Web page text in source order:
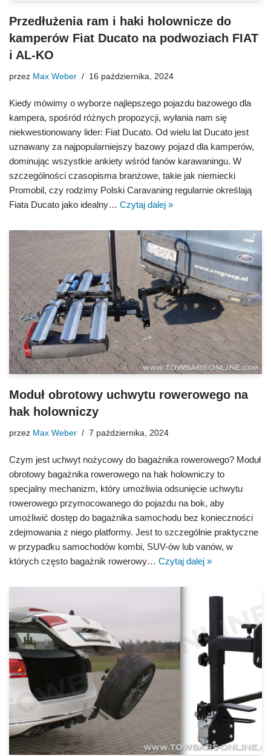
Przedłużenia ram i haki holownicze do
kamperów Fiat Ducato na podwoziach FIAT
i AL-KO
przez Max Weber 16 października, 2024
Kiedy mówimy o wyborze najlepszego pojazdu bazowego dla
kampera, spośród różnych propozycji, wyłania nam się
niekwestionowany lider: Fiat Ducato. Od wielu lat Ducato jest
uznawany za najpopularniejszy bazowy pojazd dla kamperów,
dominując wszystkie ankiety wśród fanów karawaningu. W
szczególności czasopisma branżowe, takie jak niemiecki
Promobil, czy rodzimy Polski Caravaning regularnie określają
Fiata Ducato jako idealny… Czytaj dalej »
Moduł obrotowy uchwytu rowerowego na
hak holowniczy
przez Max Weber 7 października, 2024
Czym jest uchwyt nożycowy do bagażnika rowerowego? Moduł
obrotowy bagażnika rowerowego na hak holowniczy to
specjalny mechanizm, który umożliwia odsunięcie uchwytu
rowerowego przymocowanego do pojazdu na bok, aby
umożliwić dostęp do bagażnika samochodu bez konieczności
zdejmowania z niego platformy. Jest to szczególnie praktyczne
w przypadku samochodów kombi, SUV-ów lub vanów, w
których często bagażnik rowerowy… Czytaj dalej »